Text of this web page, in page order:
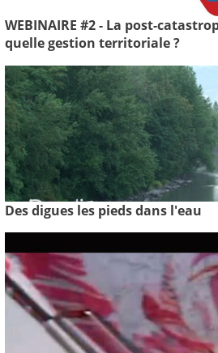
WEBINAIRE #2 - La post-
quelle gestion territoriale ?
Des digues les pieds dans l'eau